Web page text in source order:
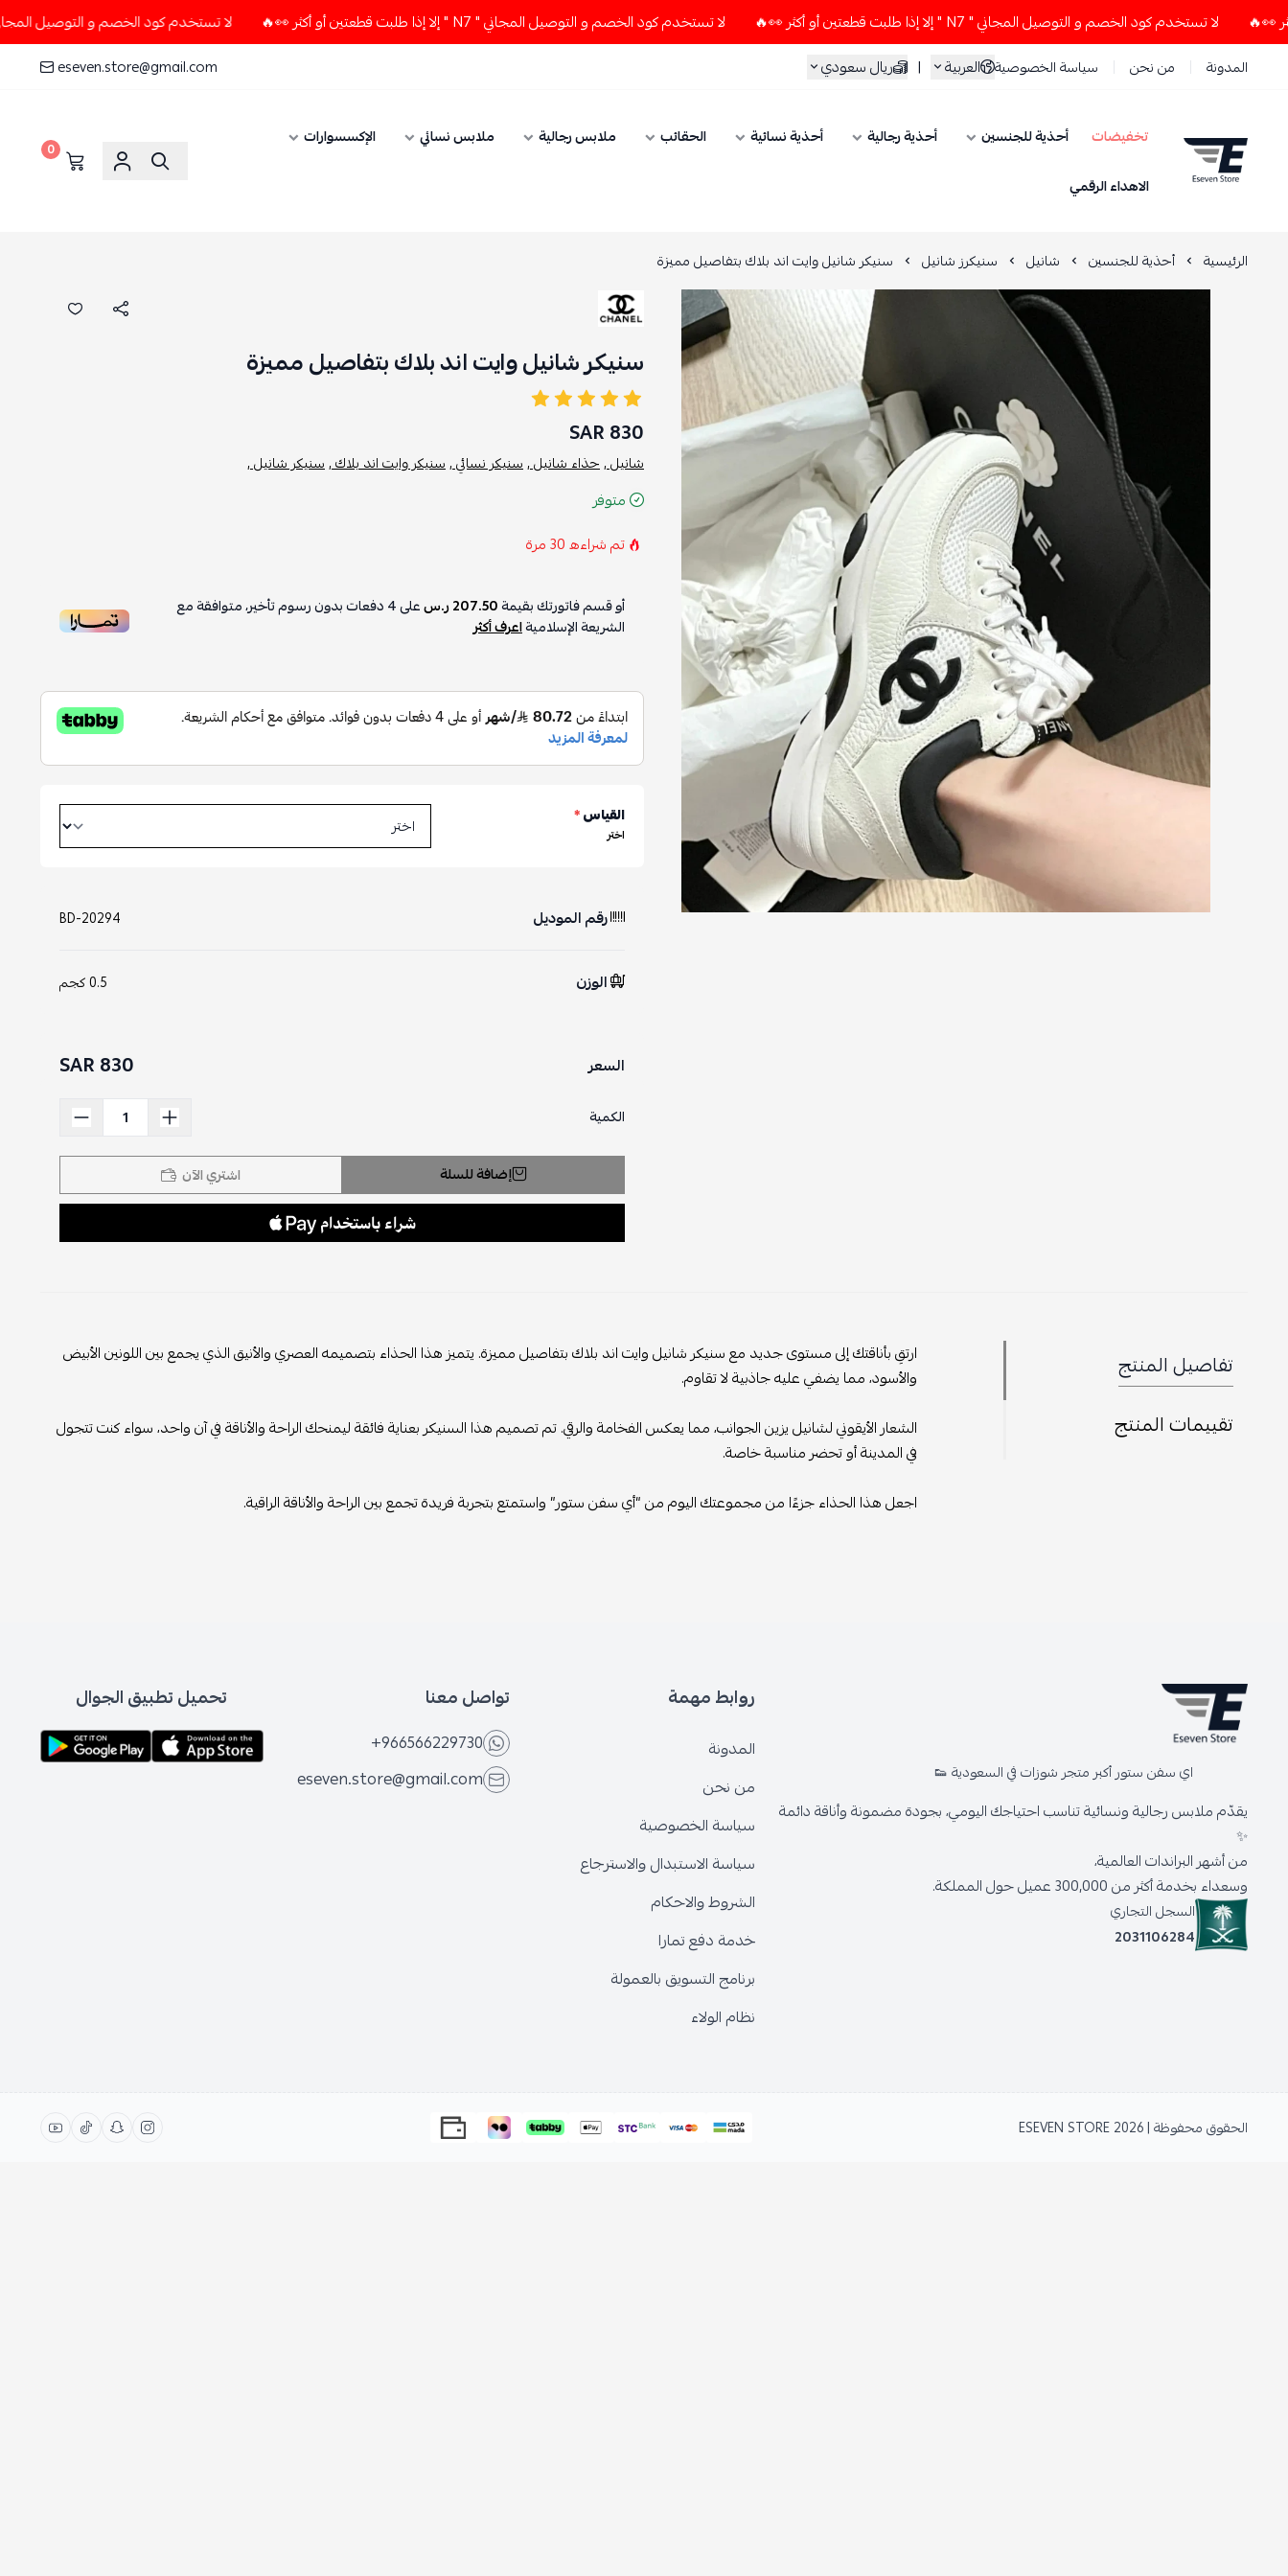
لا تستخدم كود الخصم و التوصيل المجاني " N7 " إلا إذا طلبت قطعتين أو أكثر 👀🔥 لا تستخدم كود الخصم و التوصيل المجاني " N7 " إلا إذا طلبت قطعتين أو أكثر 👀🔥 لا تستخدم كود الخصم و التوصيل المجاني " N7 " إلا إذا طلبت قطعتين أو أكثر 👀🔥
المدونة من نحن سياسة الخصوصية العربية | ريال سعودي eseven.store@gmail.com
ESEVEN STORE
تخفيضات أحذية للجنسين أحذية رجالية أحذية نسائية الحقائب ملابس رجالية ملابس نسائي
الإكسسوارات
الاهداء الرقمي
0
الرئيسية أحذية للجنسين شانيل سنيكرز شانيل سنيكر شانيل وايت اند بلاك بتفاصيل مميزة
سنيكر شانيل وايت اند بلاك بتفاصيل مميزة
830 SAR
شانيل ,حذاء شانيل ,سنيكر نسائي ,سنيكر وايت اند بلاك ,سنيكر شانيل ,
متوفر
تم شراءه30مرة
أو قسم فاتورتك بقيمة207.50 ر.س على4دفعات بدون رسوم تأخير، متوافقة مع
الشريعة الإسلاميةاعرف أكثر
القياس*
اختر
رقم الموديل BD-20294
الوزن 0.5 كجم
السعر 830 SAR
الكمية
إضافة للسلة اشتري الآن
تفاصيل المنتج
تقييمات المنتج
ارتقِ بأناقتك إلى مستوى جديد مع سنيكر شانيل وايت اند بلاك بتفاصيل مميزة. يتميز هذا الحذاء بتصميمه العصري والأنيق الذي يجمع بين اللونين الأبيض
والأسود، مما يضفي عليه جاذبية لا تقاوم.
الشعار الأيقوني لشانيل يزين الجوانب، مما يعكس الفخامة والرقي. تم تصميم هذا السنيكر بعناية فائقة ليمنحك الراحة والأناقة في آن واحد، سواء كنت تتجول
في المدينة أو تحضر مناسبة خاصة.
اجعل هذا الحذاء جزءًا من مجموعتك اليوم من “أي سفن ستور” واستمتع بتجربة فريدة تجمع بين الراحة والأناقة الراقية.
اي سفن ستور أكبر متجر شوزات في السعودية 👟
يقدّم ملابس رجالية ونسائية تناسب احتياجك اليومي، بجودة مضمونة وأناقة دائمة
✨
من أشهر البراندات العالمية،
وسعداء بخدمة أكثر من 300,000 عميل حول المملكة.
السجل التجاري
2031106284
روابط مهمة
المدونة
من نحن
سياسة الخصوصية
سياسة الاستبدال والاسترجاع
الشروط والاحكام
خدمة دفع تمارا
برنامج التسويق بالعمولة
نظام الولاء
تواصل معنا
+966566229730
eseven.store@gmail.com
تحميل تطبيق الجوال
الحقوق محفوظة | 2026 ESEVEN STORE